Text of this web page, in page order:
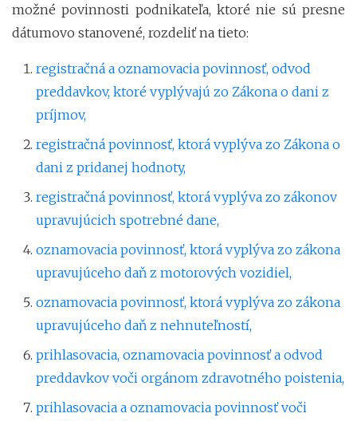
možné povinnosti podnikateľa, ktoré nie sú presne
dátumovo stanovené, rozdeliť na tieto:
registračná a oznamovacia povinnosť, odvod
preddavkov, ktoré vyplývajú zo Zákona o dani z
príjmov,
registračná povinnosť, ktorá vyplýva zo Zákona o
dani z pridanej hodnoty,
registračná povinnosť, ktorá vyplýva zo zákonov
upravujúcich spotrebné dane,
oznamovacia povinnosť, ktorá vyplýva zo zákona
upravujúceho daň z motorových vozidiel,
oznamovacia povinnosť, ktorá vyplýva zo zákona
upravujúceho daň z nehnuteľností,
prihlasovacia, oznamovacia povinnosť a odvod
preddavkov voči orgánom zdravotného poistenia,
prihlasovacia a oznamovacia povinnosť voči